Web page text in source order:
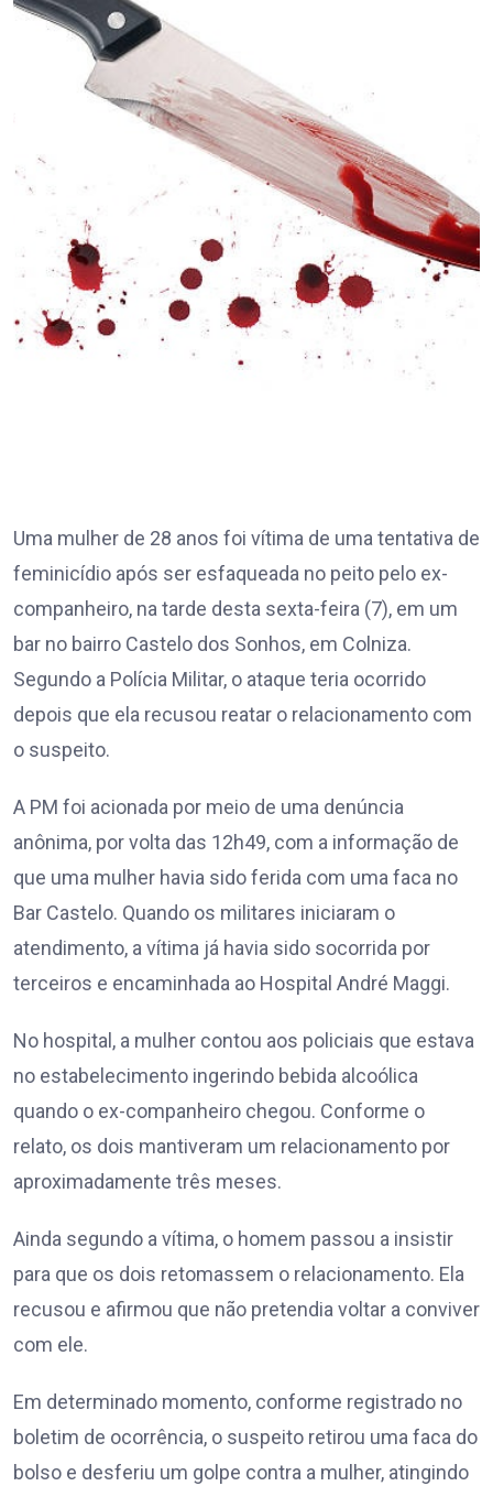
Uma mulher de 28 anos foi vítima de uma tentativa de
feminicídio após ser esfaqueada no peito pelo ex-
companheiro, na tarde desta sexta-feira (7), em um
bar no bairro Castelo dos Sonhos, em Colniza.
Segundo a Polícia Militar, o ataque teria ocorrido
depois que ela recusou reatar o relacionamento com
o suspeito.
A PM foi acionada por meio de uma denúncia
anônima, por volta das 12h49, com a informação de
que uma mulher havia sido ferida com uma faca no
Bar Castelo. Quando os militares iniciaram o
atendimento, a vítima já havia sido socorrida por
terceiros e encaminhada ao Hospital André Maggi.
No hospital, a mulher contou aos policiais que estava
no estabelecimento ingerindo bebida alcoólica
quando o ex-companheiro chegou. Conforme o
relato, os dois mantiveram um relacionamento por
aproximadamente três meses.
Ainda segundo a vítima, o homem passou a insistir
para que os dois retomassem o relacionamento. Ela
recusou e afirmou que não pretendia voltar a conviver
com ele.
Em determinado momento, conforme registrado no
boletim de ocorrência, o suspeito retirou uma faca do
bolso e desferiu um golpe contra a mulher, atingindo